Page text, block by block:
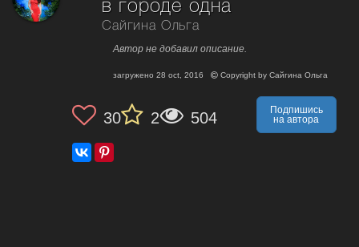
в городе одна
Сайгина Ольга
Автор не добавил описание.
загружено 28 oct, 2016 Copyright by Сайгина Ольга
30 2 504
Подпишись
на автора